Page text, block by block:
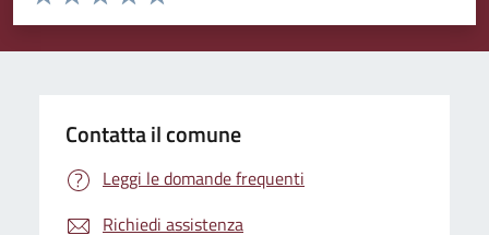
Valuta 5 stelle su 5
Valuta 4 stelle su 5
Valuta 3 stelle su 5
Valuta 2 stelle su 5
Valuta 1 stelle su 5
Contatta il comune
Leggi le domande frequenti
Richiedi assistenza